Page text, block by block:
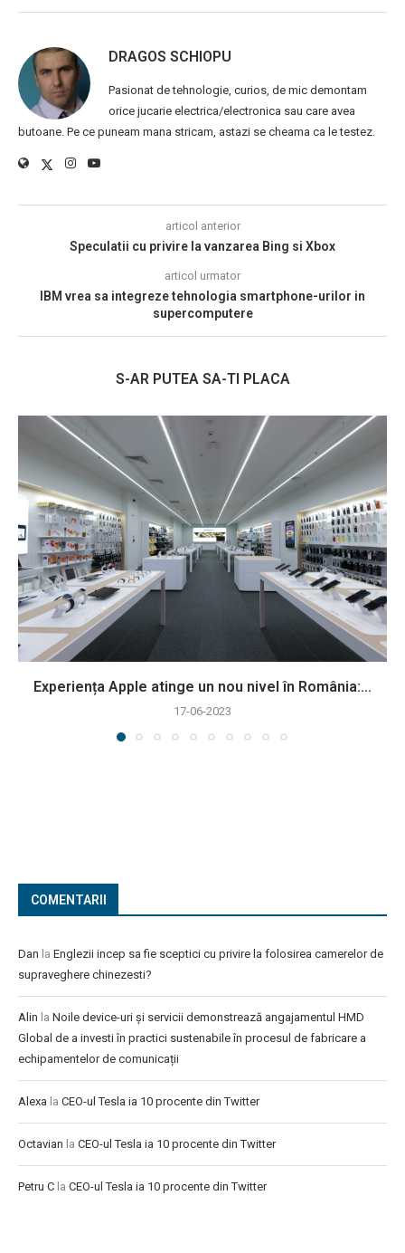
DRAGOS SCHIOPU
Pasionat de tehnologie, curios, de mic demontam
orice jucarie electrica/electronica sau care avea
butoane. Pe ce puneam mana stricam, astazi se cheama ca le testez.
articol anterior
Speculatii cu privire la vanzarea Bing si Xbox
articol urmator
IBM vrea sa integreze tehnologia smartphone-urilor in
supercomputere
S-AR PUTEA SA-TI PLACA
Experiența Apple atinge un nou nivel în România:...
17-06-2023
COMENTARII
Dan la Englezii incep sa fie sceptici cu privire la folosirea camerelor de
supraveghere chinezesti?
Alin la Noile device-uri și servicii demonstrează angajamentul HMD
Global de a investi în practici sustenabile în procesul de fabricare a
echipamentelor de comunicații
Alexa la CEO-ul Tesla ia 10 procente din Twitter
Octavian la CEO-ul Tesla ia 10 procente din Twitter
Petru C la CEO-ul Tesla ia 10 procente din Twitter